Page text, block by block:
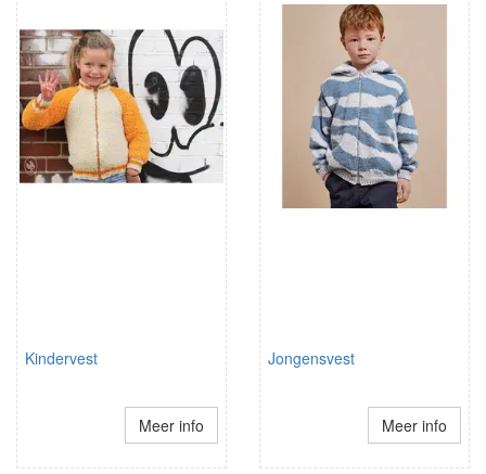
Kindervest
Meer info
Jongensvest
Meer info